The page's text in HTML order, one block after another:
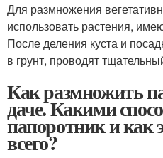
Для размножения
использовать растения,
После деления куста и
в грунт, проводят
Как размножить
даче. Какими
папоротник и как
всего?